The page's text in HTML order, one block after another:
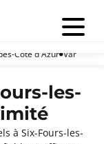
Menu
Côte d'Azur Var
les-
à Six-Fours-les-